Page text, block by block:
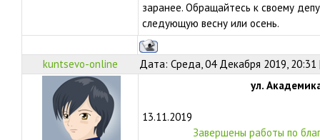
заранее. Обращайтесь к своему
следующую весну или осень.
kuntsevo-online Дата: Среда, 04 Декабря 2019,
ул.
13.11.2019
Завершены работы по